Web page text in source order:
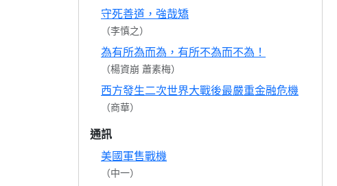
守死善道，強哉矯
（李慎之）
為有所為而為，有所不為而不為！
（楊資崩 蕭素梅）
西方發生二次世界大戰後最嚴重金融危機
（商華）
通訊
美國軍售戰機
（中一）